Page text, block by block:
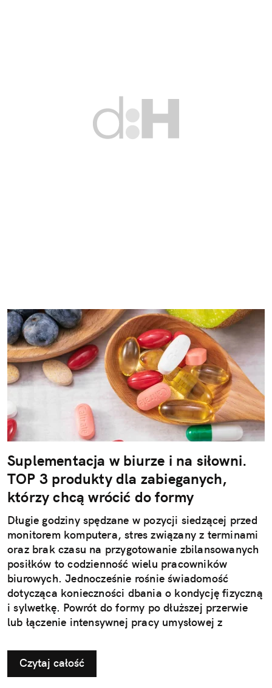
Suplementacja w biurze i na siłowni.
TOP 3 produkty dla zabieganych,
którzy chcą wrócić do formy
Długie godziny spędzane w pozycji siedzącej przed
monitorem komputera, stres związany z terminami
oraz brak czasu na przygotowanie zbilansowanych
posiłków to codzienność wielu pracowników
biurowych. Jednocześnie rośnie świadomość
dotycząca konieczności dbania o kondycję fizyczną
i sylwetkę. Powrót do formy po dłuższej przerwie
lub łączenie intensywnej pracy umysłowej z
podejścia. Kluczem do sukcesu jest nie tylko
odpowiedni plan treningowy, ale także właściwe
odżywienie organizmu.
Czytaj całość